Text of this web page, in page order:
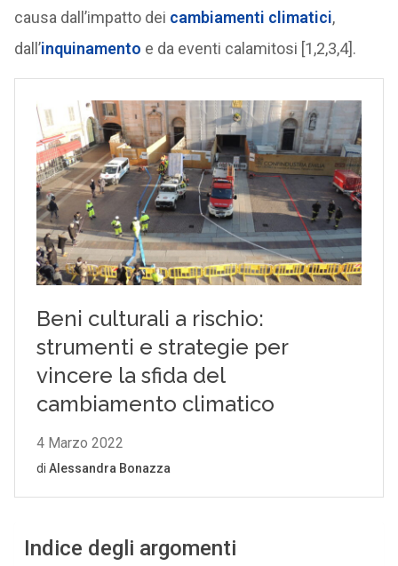
causa dall’impatto dei cambiamenti climatici,
dall’inquinamento e da eventi calamitosi [1,2,3,4].
Indice degli argomenti